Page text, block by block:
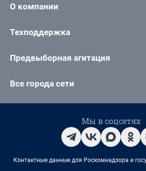
О компании
Техподдержка
Предвыборная агитация
Все города сети
Мы в соцсетях
Контактные данные для Роскомнадзора и